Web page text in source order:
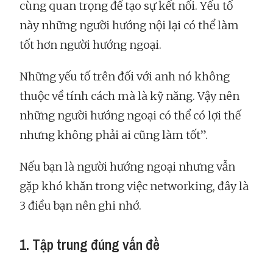
cùng quan trọng để tạo sự kết nối. Yếu tố
này những người hướng nội lại có thể làm
tốt hơn người hướng ngoại.
Những yếu tố trên đối với anh nó không
thuộc về tính cách mà là kỹ năng. Vậy nên
những người hướng ngoại có thể có lợi thế
nhưng không phải ai cũng làm tốt”.
Nếu bạn là người hướng ngoại nhưng vẫn
gặp khó khăn trong việc networking, đây là
3 điều bạn nên ghi nhớ.
1. Tập trung đúng vấn đề